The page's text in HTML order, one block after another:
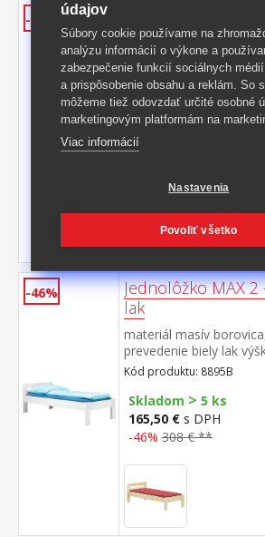
-43%
buk
farebné prevedenie buk
skriňu 11530
Kód produktu: 11535
Skladom>5 ks
161 €
-46%
Jednolôžko MAX
lak
materiál masív
prevedenie biely lak
bez roštu a matraca
matraca 90 × 200 cm
M24, M26) a rošt R1
úložný priestor 8009B
Kód produktu: 8895B
Skladom > 5 ks
165,50 € s DPH
-46% 308 € **
údajov
Súbory cookie používame na
analýzu informácií o výkone a
zabezpečenie funkcií sociálnych
a prispôsobenie obsahu a reklám. So
môžeme tiež odovzdať určité osobné
marketingovým platformám na
Viac informácií
Nastavenia
Povoliť všetko